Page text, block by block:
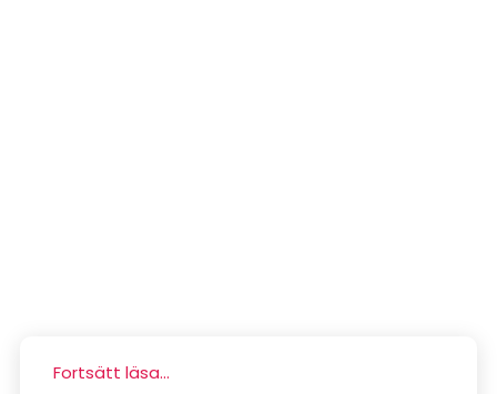
Fortsätt läsa...